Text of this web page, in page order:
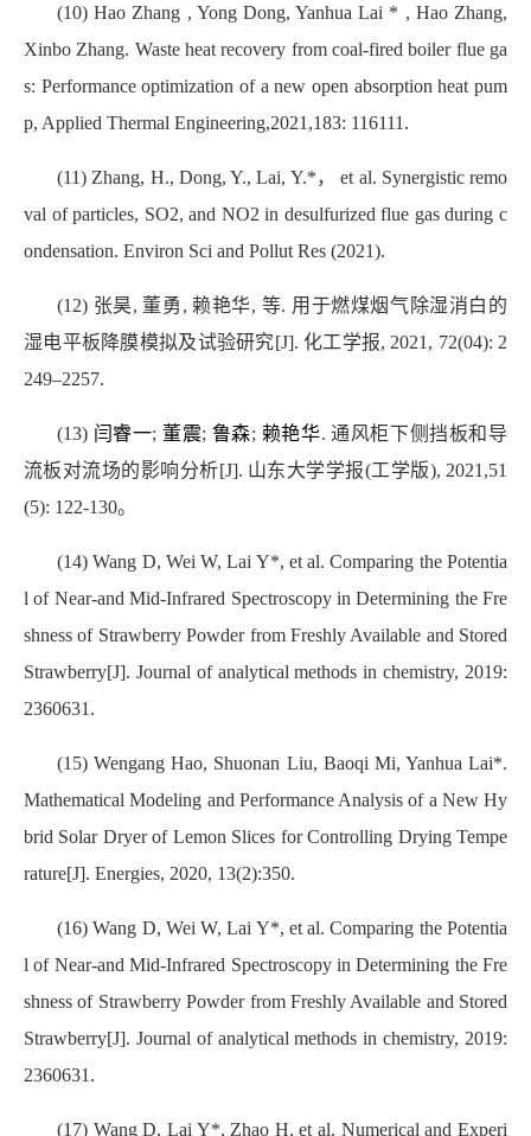
(10) Hao Zhang , Yong Dong, Yanhua Lai * , Hao Zhang,
Xinbo Zhang. Waste heat recovery from coal-fired boiler flue ga
s: Performance optimization of a new open absorption heat pum
p, Applied Thermal Engineering,2021,183: 116111.
(11) Zhang, H., Dong, Y., Lai, Y.*， et al. Synergistic remo
val of particles, SO2, and NO2 in desulfurized flue gas during c
ondensation. Environ Sci and Pollut Res (2021).
(12) 张昊, 董勇, 赖艳华, 等. 用于燃煤烟气除湿消白的
湿电平板降膜模拟及试验研究[J]. 化工学报, 2021, 72(04): 2
249–2257.
(13) 闫睿一; 董震; 鲁森; 赖艳华. 通风柜下侧挡板和导
流板对流场的影响分析[J]. 山东大学学报(工学版), 2021,51
(5): 122-130。
(14) Wang D, Wei W, Lai Y*, et al. Comparing the Potentia
l of Near-and Mid-Infrared Spectroscopy in Determining the Fre
shness of Strawberry Powder from Freshly Available and Stored
Strawberry[J]. Journal of analytical methods in chemistry, 2019:
2360631.
(15) Wengang Hao, Shuonan Liu, Baoqi Mi, Yanhua Lai*.
Mathematical Modeling and Performance Analysis of a New Hy
brid Solar Dryer of Lemon Slices for Controlling Drying Tempe
rature[J]. Energies, 2020, 13(2):350.
(16) Wang D, Wei W, Lai Y*, et al. Comparing the Potentia
l of Near-and Mid-Infrared Spectroscopy in Determining the Fre
shness of Strawberry Powder from Freshly Available and Stored
Strawberry[J]. Journal of analytical methods in chemistry, 2019:
2360631.
(17) Wang D, Lai Y*, Zhao H, et al. Numerical and Experi